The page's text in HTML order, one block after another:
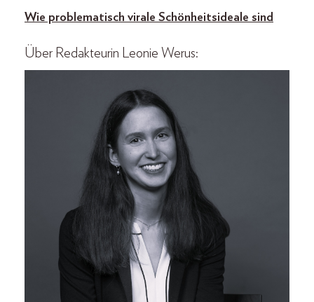
Wie problematisch virale Schönheitsideale sind
Über Redakteurin Leonie Werus: